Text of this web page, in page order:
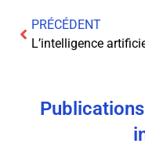
PRÉCÉDENT